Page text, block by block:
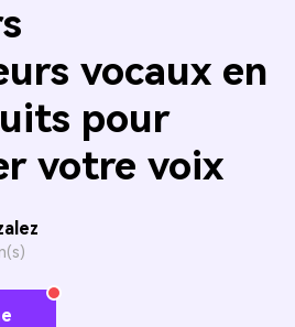
vocaux en
pour
votre voix